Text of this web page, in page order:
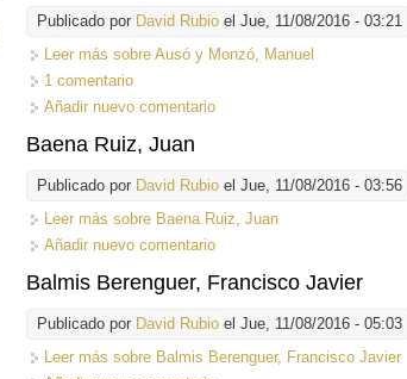
Publicado por David Rubio el Jue, 11/08/2016 - 03:21
Leer más sobre Ausó y Monzó, Manuel
1 comentario
Añadir nuevo comentario
Baena Ruiz, Juan
Publicado por David Rubio el Jue, 11/08/2016 - 03:56
Leer más sobre Baena Ruiz, Juan
Añadir nuevo comentario
Balmis Berenguer, Francisco Javier
Publicado por David Rubio el Jue, 11/08/2016 - 05:03
Leer más sobre Balmis Berenguer, Francisco Javier